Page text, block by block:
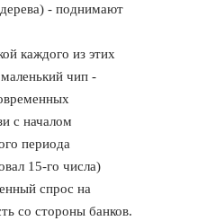
- поднимают
каждого из этих
чип -
с началом
периода
15-го числа)
спрос на
со стороны банков.